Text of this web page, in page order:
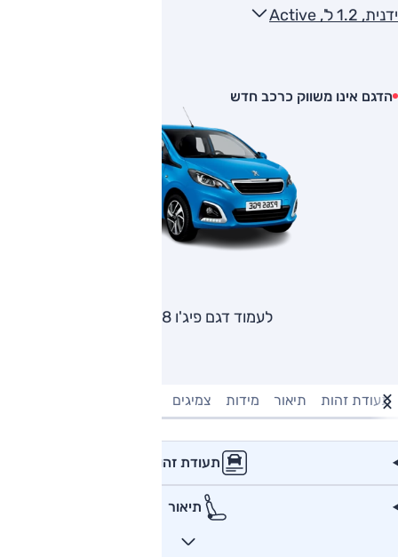
ידנית, 1.2 ל', Active
הדגם אינו משווק כרכב חדש
לעמוד דגם פיג'ו 108
תעודת זהות תיאור מידות צמיגים
תעודת זהות
תיאור